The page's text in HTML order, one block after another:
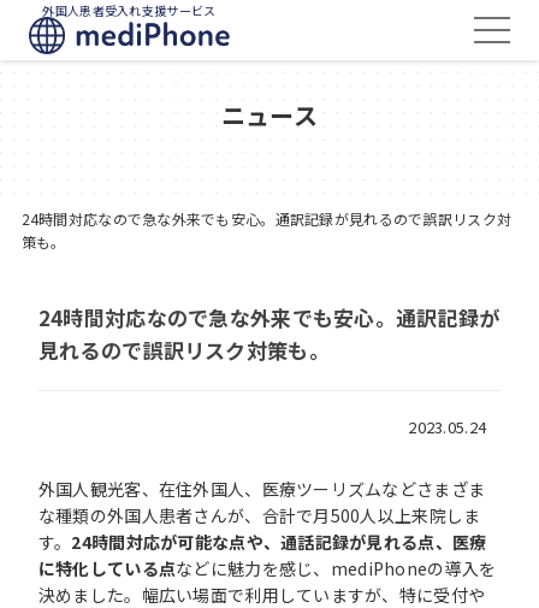
外国人患者受入れ支援サービス
ニュース
24時間対応なので急な外来でも安心。通訳記録が見れるので誤訳リスク対
策も。
24時間対応なので急な外来でも安心。通訳記録が
見れるので誤訳リスク対策も。
2023.05.24
外国人観光客、在住外国人、医療ツーリズムなどさまざま
な種類の外国人患者さんが、合計で月500人以上来院しま
す。 24時間対応が可能な点や、通話記録が見れる点、医療
に特化している点などに魅力を感じ、mediPhoneの導入を
決めました。幅広い場面で利用していますが、特に受付や